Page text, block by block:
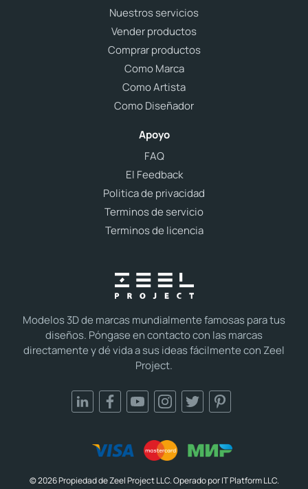
Modelos 3D de marcas mundialmente famosas para tus
diseños. Póngase en contacto con las marcas
directamente y dé vida a sus ideas fácilmente con Zeel
Project.
Nuestros servicios
Vender productos
Comprar productos
Como Marca
Como Artista
Como Diseñador
Apoyo
FAQ
El Feedback
Politica de privacidad
Terminos de servicio
Terminos de licencia
© 2026 Propiedad de Zeel Project LLC. Operado por IT Platform LLC.